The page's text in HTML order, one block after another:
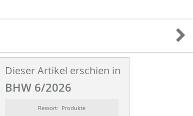
Dieser Artikel erschien in
BHW 6/2026
Ressort: Produkte